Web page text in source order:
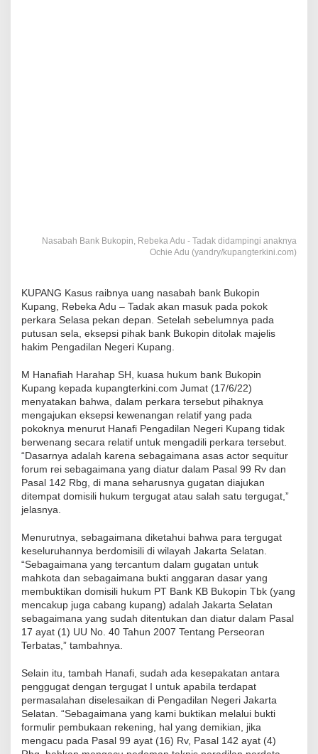
Nasabah Bank Bukopin, Rebeka Adu - Tadak didampingi anaknya
Ochie Adu (yandry/kupangterkini.com)
KUPANG Kasus raibnya uang nasabah bank Bukopin
Kupang, Rebeka Adu – Tadak akan masuk pada pokok
perkara Selasa pekan depan. Setelah sebelumnya pada
putusan sela, eksepsi pihak bank Bukopin ditolak majelis
hakim Pengadilan Negeri Kupang.
M Hanafiah Harahap SH, kuasa hukum bank Bukopin
Kupang kepada kupangterkini.com Jumat (17/6/22)
menyatakan bahwa, dalam perkara tersebut pihaknya
mengajukan eksepsi kewenangan relatif yang pada
pokoknya menurut Hanafi Pengadilan Negeri Kupang tidak
berwenang secara relatif untuk mengadili perkara tersebut.
“Dasarnya adalah karena sebagaimana asas actor sequitur
forum rei sebagaimana yang diatur dalam Pasal 99 Rv dan
Pasal 142 Rbg, di mana seharusnya gugatan diajukan
ditempat domisili hukum tergugat atau salah satu tergugat,”
jelasnya.
Menurutnya, sebagaimana diketahui bahwa para tergugat
keseluruhannya berdomisili di wilayah Jakarta Selatan.
“Sebagaimana yang tercantum dalam gugatan untuk
mahkota dan sebagaimana bukti anggaran dasar yang
membuktikan domisili hukum PT Bank KB Bukopin Tbk (yang
mencakup juga cabang kupang) adalah Jakarta Selatan
sebagaimana yang sudah ditentukan dan diatur dalam Pasal
17 ayat (1) UU No. 40 Tahun 2007 Tentang Perseoran
Terbatas,” tambahnya.
Selain itu, tambah Hanafi, sudah ada kesepakatan antara
penggugat dengan tergugat I untuk apabila terdapat
permasalahan diselesaikan di Pengadilan Negeri Jakarta
Selatan. “Sebagaimana yang kami buktikan melalui bukti
formulir pembukaan rekening, hal yang demikian, jika
mengacu pada Pasal 99 ayat (16) Rv, Pasal 142 ayat (4)